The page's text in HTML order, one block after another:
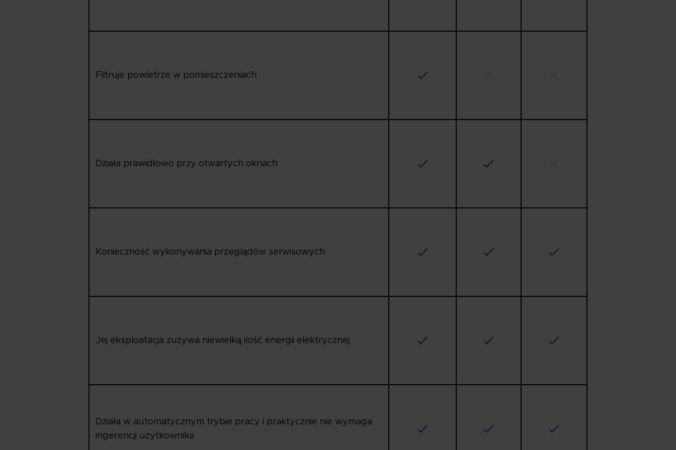
Filtruje powietrze w pomieszczeniach
Działa prawidłowo przy otwartych oknach
Konieczność wykonywania przeglądów serwisowych
Jej eksploatacja zużywa niewielką ilość energii elektrycznej
Działa w automatycznym trybie pracy i praktycznie nie wymaga
ingerencji użytkownika